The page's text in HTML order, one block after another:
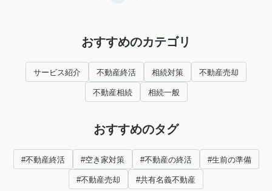
おすすめのカテゴリ
サービス紹介 不動産終活 相続対策 不動産売却
不動産相続 相続一般
おすすめのタグ
#不動産終活 #空き家対策 #不動産の終活 #生前の準備
#不動産売却 #共有名義不動産